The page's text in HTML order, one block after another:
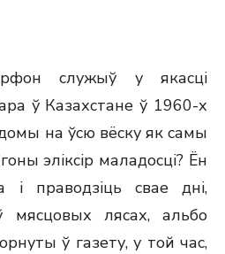
служыў у якасці
ў Казахстане ў 1960-х
на ўсю вёску як самы
эліксір маладосці? Ён
праводзіць свае дні,
лясах, альбо
ў газету, у той час,